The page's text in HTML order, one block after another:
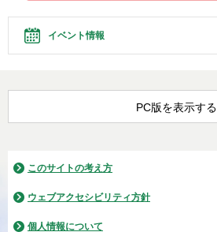
イベント情報
PC版を表示する
このサイトの考え方
ウェブアクセシビリティ方針
個人情報について